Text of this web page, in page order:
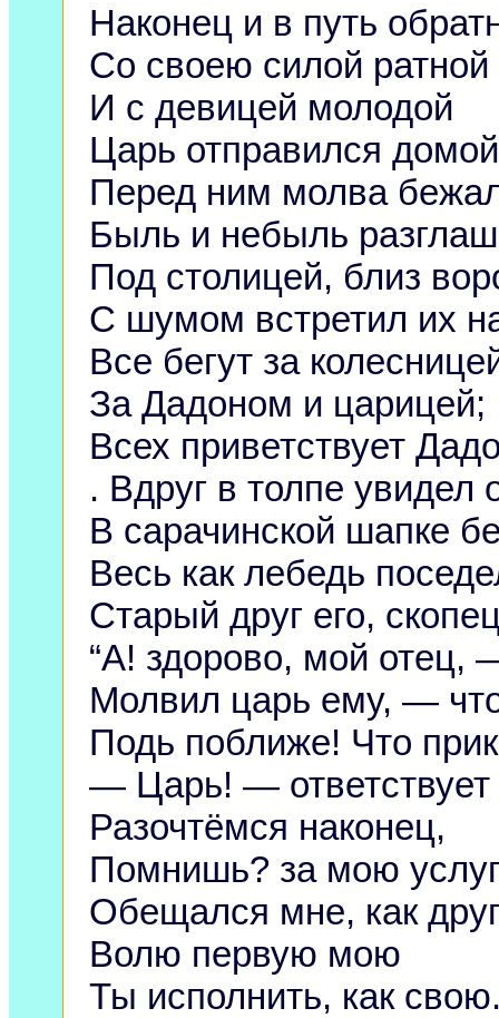
Наконец и в путь
Со своею силой ратной
И с девицей молодой
Царь отправился
Перед ним молва
Быль и небыль
Под столицей, близ
С шумом встретил их
Все бегут за
За Дадоном и царицей;
Всех приветствует
. Вдруг в толпе увидел
В сарачинской шапке
Весь как лебедь
Старый друг его,
“А! здорово, мой отец,
Молвил царь ему, —
Подь поближе! Что
— Царь! —
Разочтёмся наконец,
Помнишь? за мою
Обещался мне, как
Волю первую мою
Ты исполнить, как